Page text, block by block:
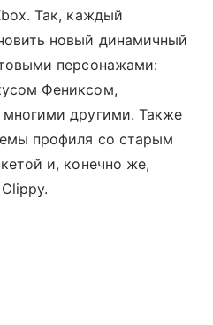
Так, каждый
новый динамичный
персонажами:
Фениксом,
другими. Также
профиля со старым
и, конечно же,